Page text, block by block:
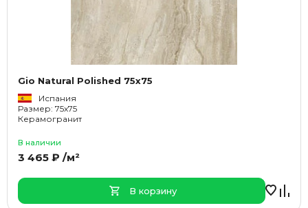
Gio Natural Polished 75x75
Испания
Размер: 75x75
Керамогранит
В наличии
3 465 ₽ /м²
В корзину